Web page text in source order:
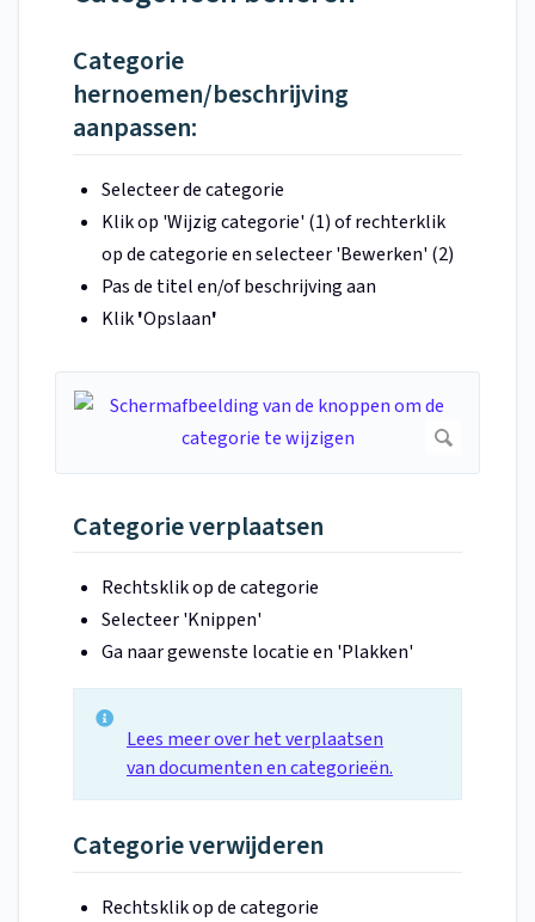
Categorie
hernoemen/beschrijving
aanpassen:
Selecteer de categorie
Klik op 'Wijzig categorie' (1) of rechterklik
op de categorie en selecteer 'Bewerken' (2)
Pas de titel en/of beschrijving aan
Klik'Opslaan'
Categorie verplaatsen
Rechtsklik op de categorie
Selecteer 'Knippen'
Ga naar gewenste locatie en 'Plakken'
Lees meer over het verplaatsen
van documenten en categorieën.
Categorie verwijderen
Rechtsklik op de categorie